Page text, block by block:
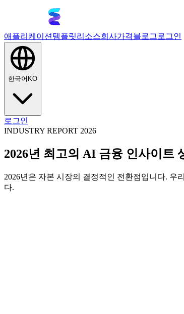
애플리케이션 템플릿리소스회사가격블로그 로그인
한국어 KO
로그인
INDUSTRY REPORT 2026
2026년 최고의 AI 금융 인사이트
2026년은 자본 시장의 결정적인 전환점입니다. 우
다.